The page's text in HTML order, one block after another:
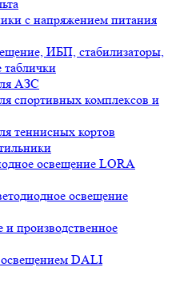
с напряжением питания
ИБП, стабилизаторы,
таблички
АЗС
спортивных комплексов и
теннисных кортов
освещение LORA
освещение
производственное
освещением DALI